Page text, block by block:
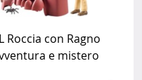
Roccia con Ragno
e mistero